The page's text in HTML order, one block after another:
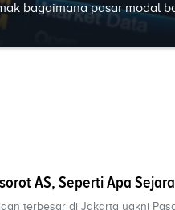
bagaimana pasar modal
AS, Seperti Apa
terbesar di Jakarta yakni